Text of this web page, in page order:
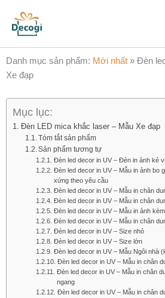
dung
Danh mục sản phẩm: Mới nhất » Đèn
Xe đạp
Mục lục:
Đèn LED mica khắc laser – Mẫu Xe đạp
Tóm tắt sản phẩm
Sản phẩm tương tự
Đèn led decor in UV – Đèn in ảnh kẻ
Đèn led decor in UV – Mẫu in ảnh bo
xứng theo yêu cầu
Đèn led decor in UV – Mẫu in chân
Đèn led decor in UV – Mẫu in chân
Đèn led decor in UV – Mẫu in ảnh
Đèn led decor in UV – Mẫu in chân
Đèn led decor in UV – Size nhỏ
Đèn led decor in UV – Size lớn
Đèn led decor in UV – Mẫu Ngôi nhà
Đèn led decor in UV – Mẫu in chân
Đèn led decor in UV – Mẫu in chân
ngang
Đèn led decor in UV – Mẫu in chân